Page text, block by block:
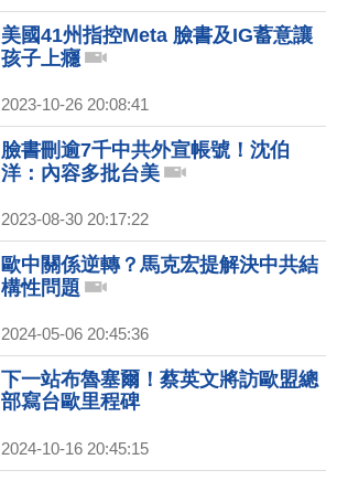
美國41州指控Meta 臉書及IG蓄意讓
孩子上癮
2023-10-26 20:08:41
臉書刪逾7千中共外宣帳號！沈伯
洋：內容多批台美
2023-08-30 20:17:22
歐中關係逆轉？馬克宏提解決中共結
構性問題
2024-05-06 20:45:36
下一站布魯塞爾！蔡英文將訪歐盟總
部寫台歐里程碑
2024-10-16 20:45:15